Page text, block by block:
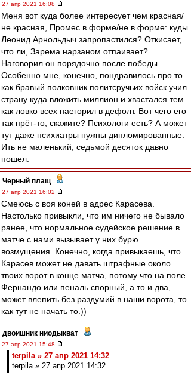
27 апр 2021 16:08
Меня вот куда более интересует чем красная/
не красная, Промес в форме/не в форме: куды
Леонид Арнольдыч запропастился? Откисает,
что ли, Зарема нарзаном отпаивает?
Наговорил он порядочно после победы.
Особенно мне, конечно, пондравилось про то
как бравый полковник политсручьих войск учил
страну куда вложить миллион и хвастался тем
как ловко всех наегорил в дефолт. Вот чего его
так прёт-то, скажите? Психологи есть? А может
тут даже психиатры нужны дипломированные.
Ить не маленький, седьмой десяток давно
пошел.
Черный плащ -
27 апр 2021 16:02
Смеюсь с воя коней в адрес Карасева.
Настолько привыкли, что им ничего не бывало
ранее, что нормальное судейское решение в
матче с нами вызывает у них бурю
возмущения. Конечно, когда привыкаешь, что
Карасев может не давать штрафные около
твоих ворот в конце матча, потому что на поле
Фернандо или пеналь спорный, а то и два,
может влепить без раздумий в наши ворота, то
как тут не начать то.))
двоишник ниодыкват -
27 апр 2021 15:48
terpila » 27 апр 2021 14:32
terpila » 27 апр 2021 14:32